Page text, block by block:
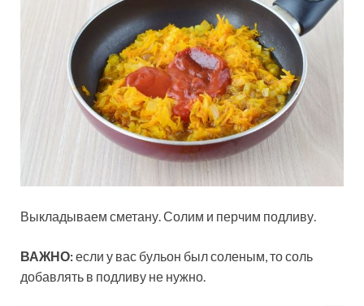
Выкладываем сметану. Солим и перчим подливу.
ВАЖНО:если у вас бульон был соленым, то соль
добавлять в подливу не нужно.